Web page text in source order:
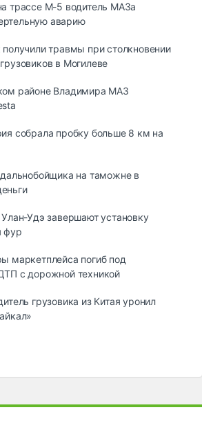
трассе М-5 водитель МАЗа
аварию
получили травмы при столкновении
в Могилеве
районе Владимира МАЗ
собрала пробку больше 8 км на
дальнобойщика на таможне в
Улaн-Удэ зaвepшaют ycтaнoвкy
фyp
маркетплейса погиб под
с дорожной техникой
грузовика из Китая уронил